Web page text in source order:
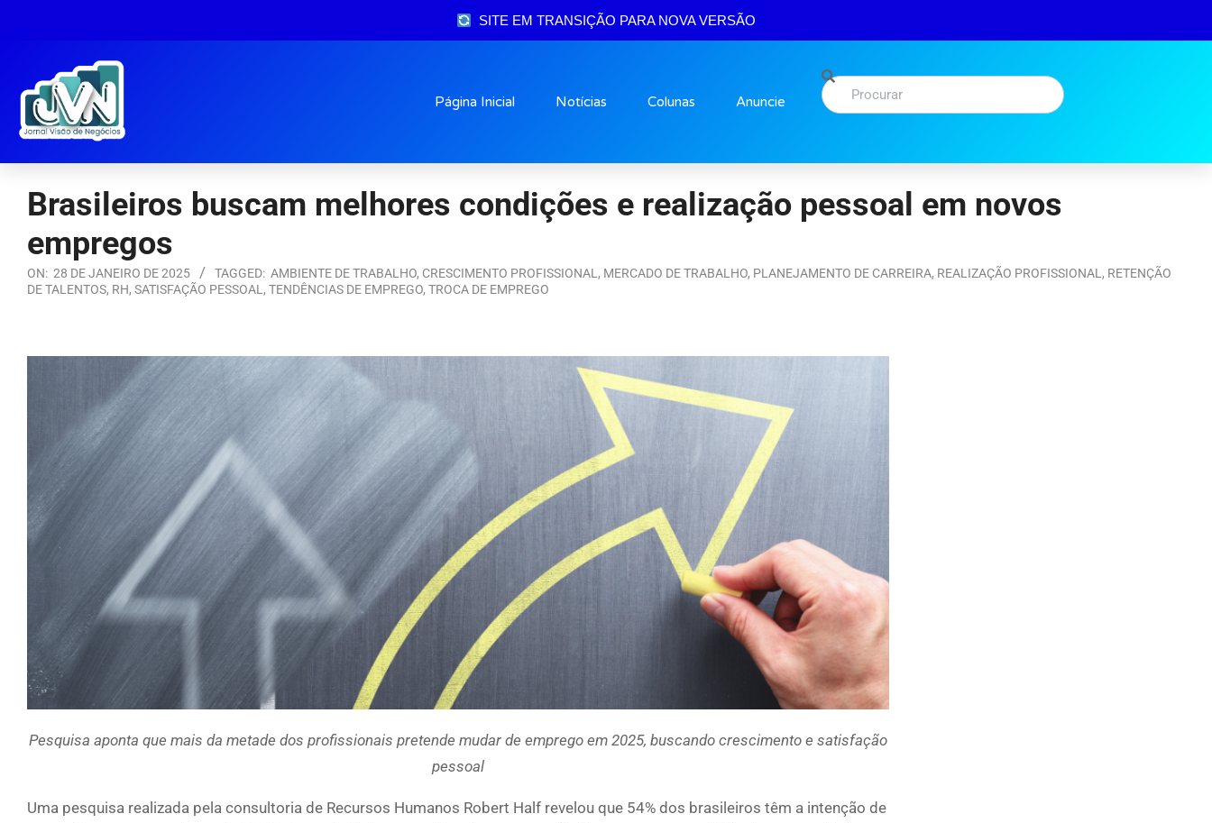
SITE EM TRANSIÇÃO PARA NOVA VERSÃO
Página Inicial Notícias Colunas Anuncie
Brasileiros buscam melhores condições e realização pessoal em novos
empregos
ON: 28 DE JANEIRO DE 2025 TAGGED: AMBIENTE DE TRABALHO, CRESCIMENTO PROFISSIONAL , MERCADO DE TRABALHO, PLANEJAMENTO DE CARREIRA, REALIZAÇÃO PROFISSIONAL , RETENÇÃO
DE TALENTOS, RH, SATISFAÇÃO PESSOAL , TENDÊNCIAS DE EMPREGO, TROCA DE EMPREGO
Pesquisa aponta que mais da metade dos profissionais pretende mudar de emprego em 2025, buscando crescimento e satisfação
pessoal
Uma pesquisa realizada pela consultoria de Recursos Humanos Robert Half revelou que 54% dos brasileiros têm a intenção de